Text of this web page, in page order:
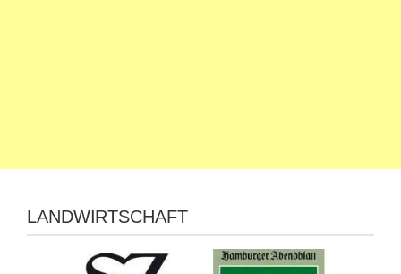
LANDWIRTSCHAFT